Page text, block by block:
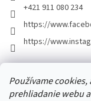
Používame
prehliadanie webu
+421 911 080 234
https://
https://
Facebook